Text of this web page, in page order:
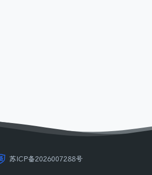
苏ICP备2026007288号